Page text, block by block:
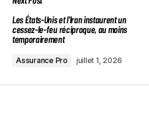
Les États-Unis et l'Iran instaurent un
cessez-le-feu réciproque, au moins
temporairement
Assurance Pro juillet 1, 2026